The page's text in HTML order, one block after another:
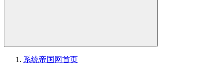
系统帝国网首页